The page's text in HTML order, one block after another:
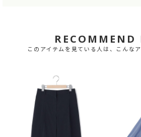
RECOMMEND
このアイテムを見ている人は、こんな